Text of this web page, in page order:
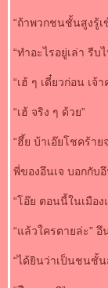
“ถ้าพวกชนชั้นสูงรู้เ
“ทำอะไรอยู่เล่า รีบ
“เฮ้ ๆ เดี๋ยวก่อน เ
“เฮ้ จริง ๆ ด้วย”
“ฮึ้ย บ้าเอ๊ยโชคร้าย
พี่ของอึนเจ บอกกับ
“โอ๊ย ตอนนี้ในเมือ
“แล้วใครตายล่ะ” อึ
“ได้ยินว่าเป็นชนชั้